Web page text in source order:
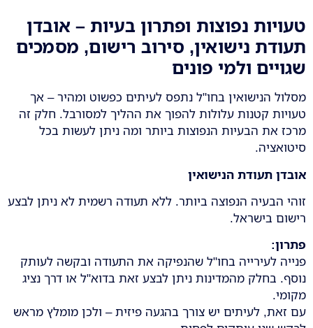
טעויות נפוצות ופתרון בעיות – אובדן
תעודת נישואין, סירוב רישום, מסמכים
שגויים ולמי פונים
מסלול הנישואין בחו"ל נתפס לעיתים כפשוט ומהיר – אך
טעויות קטנות עלולות להפוך את ההליך למסורבל. חלק זה
מרכז את הבעיות הנפוצות ביותר ומה ניתן לעשות בכל
סיטואציה.
אובדן תעודת הנישואין
זוהי הבעיה הנפוצה ביותר. ללא תעודה רשמית לא ניתן לבצע
רישום בישראל.
פתרון:
פנייה לעירייה בחו"ל שהנפיקה את התעודה ובקשה לעותק
נוסף. בחלק מהמדינות ניתן לבצע זאת בדוא"ל או דרך נציג
מקומי.
עם זאת, לעיתים יש צורך בהגעה פיזית – ולכן מומלץ מראש